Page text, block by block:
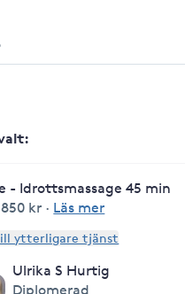
:
- Idrottsmassage 45 min
850 kr · Läs mer
ytterligare tjänst
Ulrika S Hurtig
Diplomerad